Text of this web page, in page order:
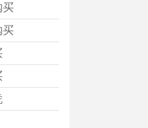
买
买